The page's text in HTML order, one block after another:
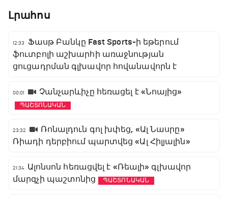
Լրահոս
12:33
Ֆասթ Բանկը Fast Sports-ի եթերում
ֆուտբոլի աշխարհի առաջնության
ցուցադրման գլխավոր հովանավորն է
00:01 Չանչարևիչը հեռացել է «Նոայից»
ՊԱՇՏՈՆԱԿԱՆ
23:32
Ռոնալդուն գոլ խփեց, «Ալ Նասրը»
Ռիադի դերբիում պարտվեց «Ալ Հիլյալին»
21:34 Ալոնսոն հեռացվել է «Ռեալի» գլխավոր
մարզչի պաշտոնից
ՊԱՇՏՈՆԱԿԱՆ